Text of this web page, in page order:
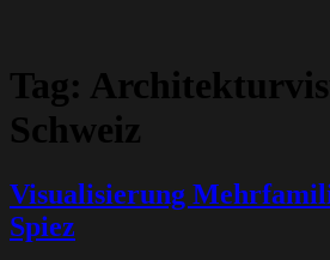
Tag:
Schweiz
Visualisierung
Spiez